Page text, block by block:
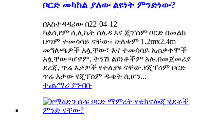
ቦርድ መካከል ያለው ልዩነት ምንድነው?
በአስተዳዳሪው በ22-04-12
ካልሲየም ሲሊኬት ሰሌዳ እና ጂፕሰም ቦርድ በመልክ
በጣም ተመሳሳይ ናቸው፣ ሁለቱም 1.2mx2.4m
መግለጫዎች አሏቸው፣ እና ተመሳሳይ አጠቃቀሞች
አሏቸው።ሆኖም, ትንሽ ልዩነቶችም አሉ.በመጀመሪያ
ደረጃ, ጥሬ እቃዎች የተለያዩ ናቸው.የጂፕሰም ቦርድ
ጥሬ እቃው የጂፕሰም ዱቄት ሲሆን...
ተጨማሪ ያንብቡ